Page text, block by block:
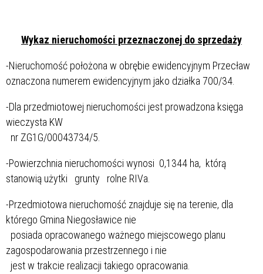
Wykaz nieruchomości przeznaczonej do sprzedaży
-Nieruchomość położona w obrębie ewidencyjnym Przecław
oznaczona numerem ewidencyjnym jako działka 700/34.
-Dla przedmiotowej nieruchomości jest prowadzona księga
wieczysta KW
nr ZG1G/00043734/5.
-Powierzchnia nieruchomości wynosi 0,1344 ha, którą
stanowią użytki grunty rolne RIVa.
-Przedmiotowa nieruchomość znajduje się na terenie, dla
którego Gmina Niegosławice nie
posiada opracowanego ważnego miejscowego planu
zagospodarowania przestrzennego i nie
jest w trakcie realizacji takiego opracowania.